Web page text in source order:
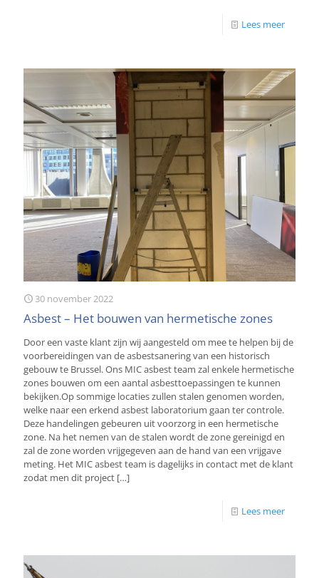
Lees meer
30 november 2022
Asbest – Het bouwen van hermetische zones
Door een vaste klant zijn wij aangesteld om mee te helpen bij de
voorbereidingen van de asbestsanering van een historisch
gebouw te Brussel. Ons MIC asbest team zal enkele hermetische
zones bouwen om een aantal asbesttoepassingen te kunnen
bekijken.Op sommige locaties zullen stalen genomen worden,
welke naar een erkend asbest laboratorium gaan ter controle.
Deze handelingen gebeuren uit voorzorg in een hermetische
zone. Na het nemen van de stalen wordt de zone gereinigd en
zal de zone worden vrijgegeven aan de hand van een vrijgave
meting. Het MIC asbest team is dagelijks in contact met de klant
zodat men dit project […]
Lees meer